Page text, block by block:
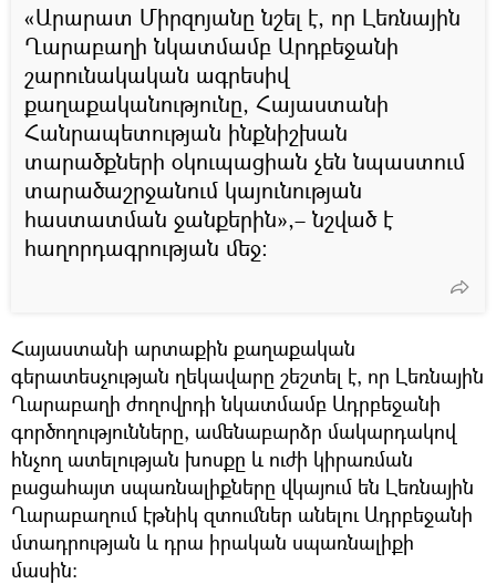
«Արարատ Միրզոյանը նշել է, որ Լեռնային
Ղարաբաղի նկատմամբ Արդբեջանի
շարունակական ագրեսիվ
քաղաքականությունը, Հայաստանի
Հանրապետության ինքնիշխան
տարածքների օկուպացիան չեն նպաստում
տարածաշրջանում կայունության
հաստատման ջանքերին»,– նշված է
հաղորդագրության մեջ։
Հայաստանի արտաքին քաղաքական
գերատեսչության ղեկավարը շեշտել է, որ Լեռնային
Ղարաբաղի ժողովրդի նկատմամբ Ադրբեջանի
գործողությունները, ամենաբարձր մակարդակով
հնչող ատելության խոսքը և ուժի կիրառման
բացահայտ սպառնալիքները վկայում են Լեռնային
Ղարաբաղում էթնիկ զտումներ անելու Ադրբեջանի
մտադրության և դրա իրական սպառնալիքի
մասին: